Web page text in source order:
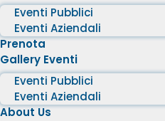
Eventi Pubblici
Eventi Aziendali
Prenota
Gallery Eventi
Eventi Pubblici
Eventi Aziendali
About Us